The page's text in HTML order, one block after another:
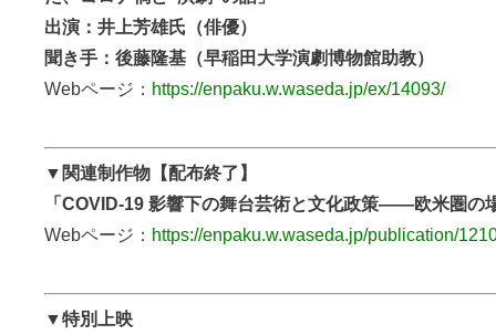
出演：井上芳雄氏（俳優）
聞き手：後藤隆基（早稲田大学演劇博物館助教）
Webページ： https://enpaku.w.waseda.jp/ex/14093/
▼関連制作物【配布終了】
「COVID-19 影響下の舞台芸術と文化政策――欧米圏の
Webページ： https://enpaku.w.waseda.jp/publication/
▼特別上映